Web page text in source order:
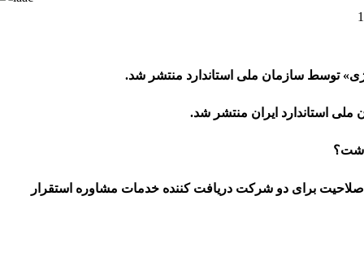
توسط سازمان ملی استاندارد منتشر شد.
استاندارد ایران منتشر شد.
صلاحیت برای دو شرکت دریافت کننده خدمات مشاوره استقرار